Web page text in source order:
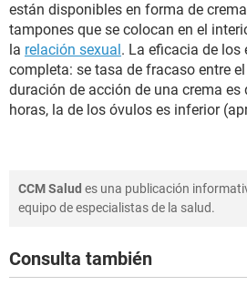
están disponibles en forma de
tampones que se colocan en el
la relación sexual. La eficacia de los
completa: se tasa de fracaso entre el
duración de acción de una crema
horas, la de los óvulos es inferior
CCM Salud es una publicación
equipo de especialistas de la salud.
Consulta también